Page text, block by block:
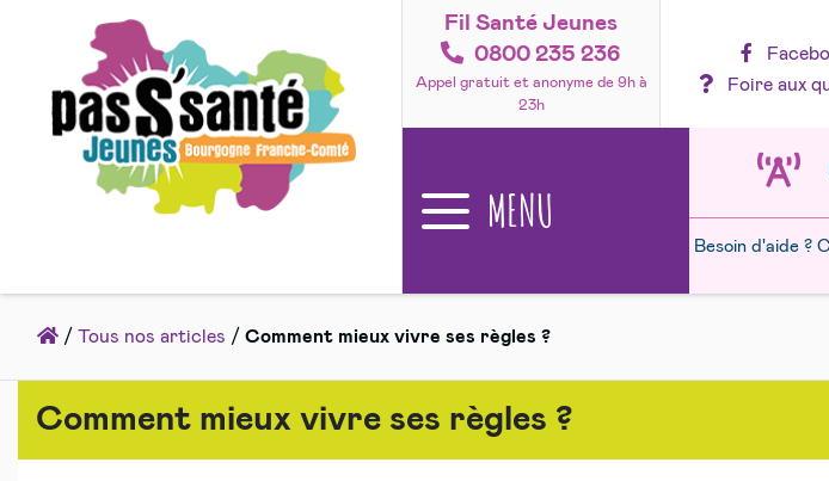
Fil Santé Jeunes
0800 235 236
Appel gratuit et anonyme de 9h à
23h
Foire aux
MENU
Besoin d'aide ?
Accueil
/ Tous nos articles / Comment mieux vivre ses règles ?
Comment mieux vivre ses règles ?